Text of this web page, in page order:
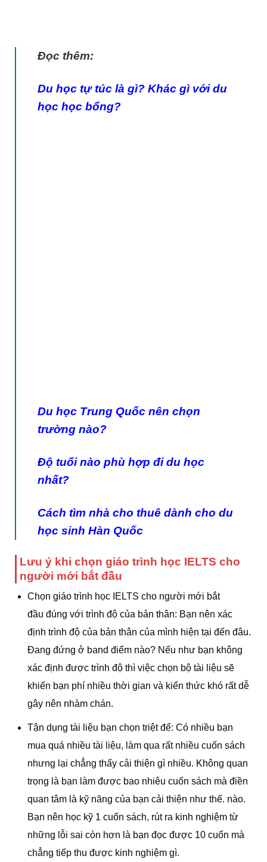
Đọc thêm:
Du học tự túc là gì? Khác gì với du
học học bổng?
Du học Trung Quốc nên chọn
trường nào?
Độ tuổi nào phù hợp đi du học
nhất?
Cách tìm nhà cho thuê dành cho du
học sinh Hàn Quốc
Lưu ý khi chọn giáo trình học IELTS cho
người mới bắt đầu
Chọn giáo trình học IELTS cho người mới bắt
đầu đúng với trình độ của bản thân: Bạn nên xác
định trình độ của bản thân của mình hiện tại đến đâu.
Đang đứng ở band điểm nào? Nếu như bạn không
xác định được trình độ thì việc chọn bộ tài liệu sẽ
khiến bạn phí nhiều thời gian và kiến thức khó rất dễ
gây nên nhàm chán.
Tận dụng tài liệu bạn chọn triệt để: Có nhiều bạn
mua quá nhiều tài liệu, làm qua rất nhiều cuốn sách
nhưng lại chẳng thấy cải thiện gì nhiều. Không quan
trọng là bạn làm được bao nhiêu cuốn sách mà điền
quan tâm là kỹ năng của bạn cải thiện như thế. nào.
Bạn nên học kỹ 1 cuốn sách, rút ra kinh nghiệm từ
những lỗi sai còn hơn là bạn đọc được 10 cuốn mà
chẳng tiếp thu được kinh nghiệm gì.